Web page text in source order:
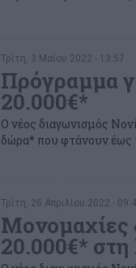
Τρίτη, 3 Μαΐου 2022 - 13:57
Πρόγραμμα
20.000€*
Ο νέος διαγωνισμός
δώρα* που φτάνουν έως
Τρίτη, 26 Απριλίου 2022 -
Μονομαχίες
20.000€*